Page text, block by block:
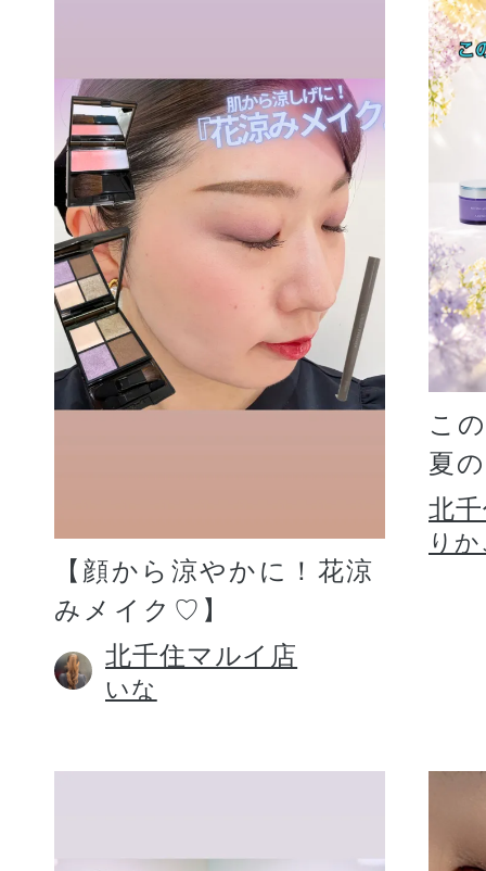
【顔から涼やかに！花涼
みメイク♡】
北千住マルイ店
いな
こ
夏
北
り